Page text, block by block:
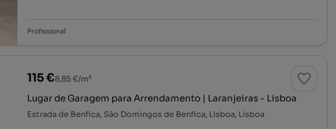
Profissional
115 €8,85 €/m²
Lugar de Garagem para Arrendamento | Laranjeiras - Lisboa
Estrada de Benfica, São Domingos de Benfica, Lisboa, Lisboa